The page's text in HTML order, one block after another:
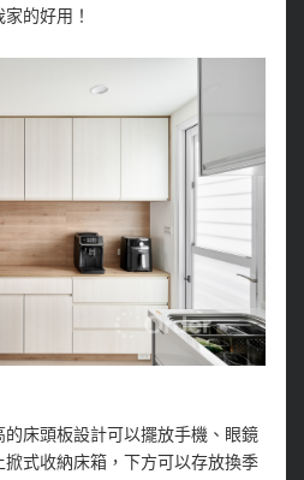
的好用！
床頭板設計可以擺放手機、眼鏡
式收納床箱，下方可以存放換季